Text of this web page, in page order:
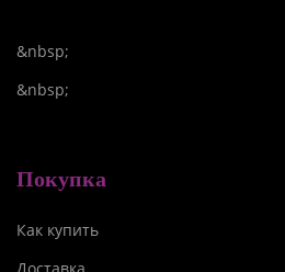
&nbsp;
&nbsp;
Покупка
Как купить